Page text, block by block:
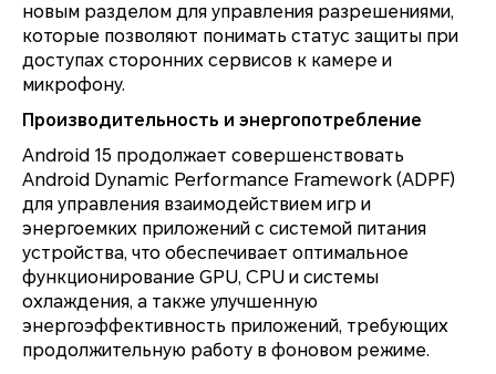
новым разделом для управления разрешениями,
которые позволяют понимать статус защиты при
доступах сторонних сервисов к камере и
микрофону.
Производительность и энергопотребление
Android 15 продолжает совершенствовать
Android Dynamic Performance Framework (ADPF)
для управления взаимодействием игр и
энергоемких приложений с системой питания
устройства, что обеспечивает оптимальное
функционирование GPU, CPU и системы
охлаждения, а также улучшенную
энергоэффективность приложений, требующих
продолжительную работу в фоновом режиме.